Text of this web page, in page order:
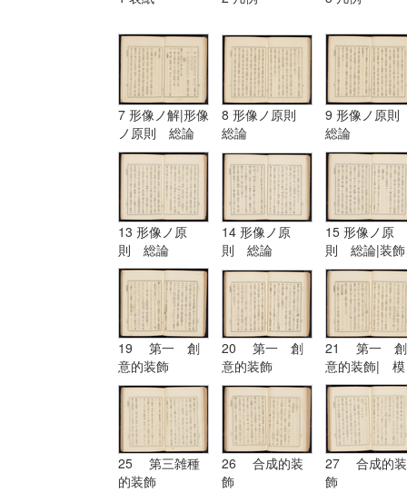
7 形像ノ解|形像
ノ原則 総論
8 形像ノ原則
総論
9 形像ノ原
総論
13 形像ノ原
則 総論
14 形像ノ原
則 総論
15 形像ノ原
則 総論|装飾
ノ原理
19 第一 創
意的装飾
20 第一 創
意的装飾
21 第一 創
意的装飾| 模
擬的装飾
25 第三雑種
的装飾
26 合成的装
飾
27 合成的装
飾